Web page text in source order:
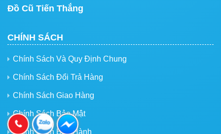
Đồ Cũ Tiến Thắng
CHÍNH SÁCH
Chính Sách Và Quy Định Chung
Chính Sách Đổi Trả Hàng
Chính Sách Giao Hàng
Chính Sách Bảo Mật
Chính Sách Bảo Hành